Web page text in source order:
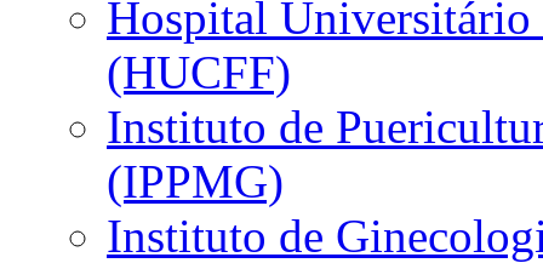
Hospital
(HUCFF)
Instituto de
(IPPMG)
Instituto de